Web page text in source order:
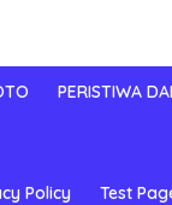
PERISTIWA
Policy Test